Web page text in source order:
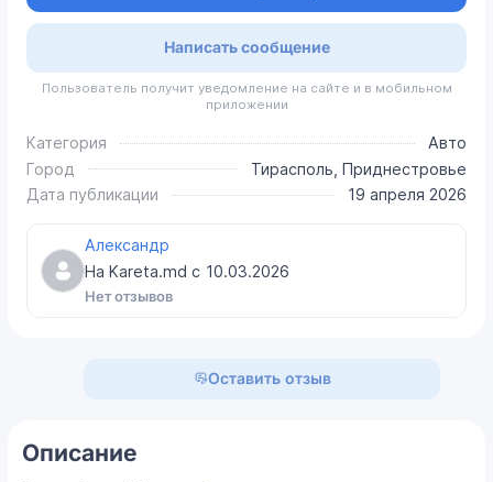
Написать сообщение
Пользователь получит уведомление на сайте и в мобильном
приложении
Категория
Авто
Город
Тирасполь, Приднестровье
Дата публикации
19 апреля 2026
Александр
На Kareta.md с 10.03.2026
Нет отзывов
Оставить отзыв
Описание